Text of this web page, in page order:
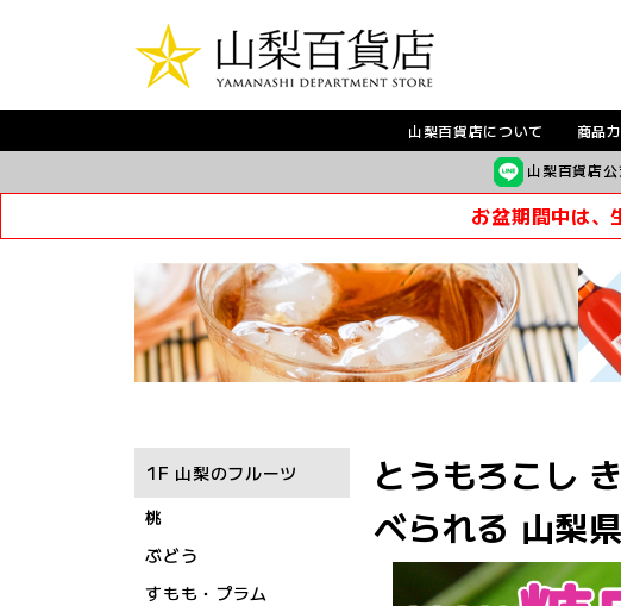
山梨百貨店について 商品
山梨百貨店公
お盆期間中は、
1F 山梨のフルーツ
桃
ぶどう
すもも・プラム
とうもろこし
べられる 山梨